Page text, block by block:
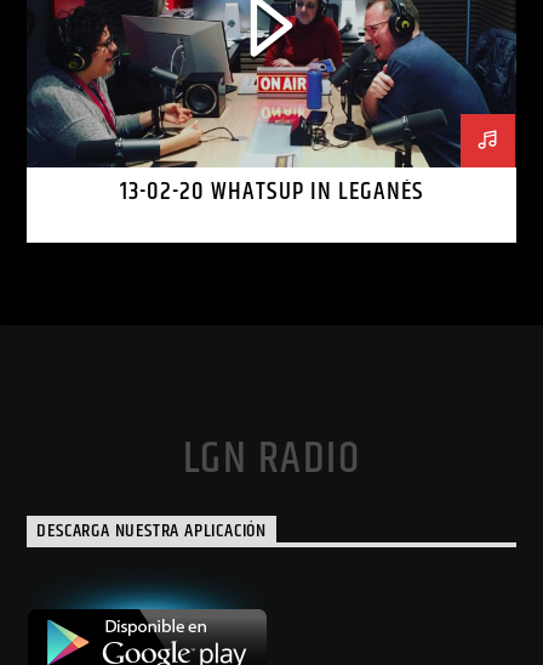
13-02-20 WHATSUP IN LEGANÉS
LGN RADIO
DESCARGA NUESTRA APLICACIÓN